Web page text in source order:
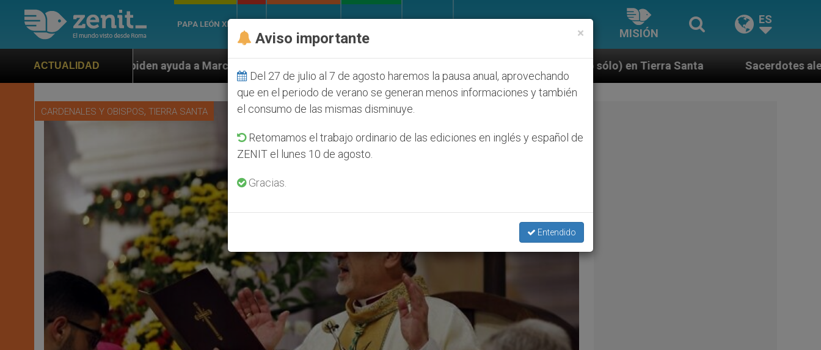
PAPA LEÓN XIV
MISIÓN
ES
ACTUALIDAD
ayuda a Marco Rubio ante persecución de colonos judíos que afecta a cristianos (y no sólo) en Tierra Santa Sacerdotes alemanes fieles al Papa
CARDENALES Y OBISPOS, TIERRA SANTA
×
Aviso importante
Del 27 de julio al 7 de agosto haremos la pausa anual, aprovechando
que en el periodo de verano se generan menos informaciones y también
el consumo de las mismas disminuye.
Retomamos el trabajo ordinario de las ediciones en inglés y español de
ZENIT el lunes 10 de agosto.
Gracias.
Entendido